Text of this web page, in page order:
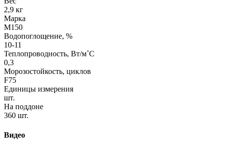
2,9 кг
Марка
М150
Водопоглощение, %
10-11
Теплопроводность, Вт/м˚С
0,3
Морозостойкость, циклов
F75
Единицы измерения
шт.
На поддоне
360 шт.
Видео